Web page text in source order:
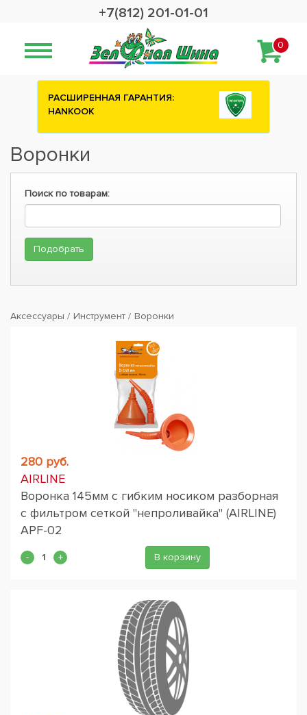
+7(812) 201-01-01
0
РАСШИРЕННАЯ ГАРАНТИЯ:
HANKOOK
Воронки
Поиск по товарам:
Аксессуары Инструмент Воронки
280 руб.
AIRLINE
Воронка 145мм с гибким носиком разборная
с фильтром сеткой "непроливайка" (AIRLINE)
APF-02
В корзину